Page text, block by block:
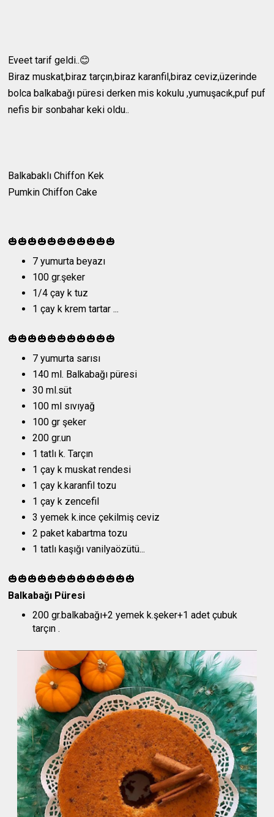
Eveet tarif geldi..😊
Biraz muskat,biraz tarçın,biraz karanfil,biraz ceviz,üzerinde
bolca balkabağı püresi derken mis kokulu ,yumuşacık,puf puf
nefis bir sonbahar keki oldu..
Balkabaklı Chiffon Kek
Pumkin Chiffon Cake
🎃🎃🎃🎃🎃🎃🎃🎃🎃🎃🎃
7 yumurta beyazı
100 gr.şeker
1/4 çay k tuz
1 çay k krem tartar ...
🎃🎃🎃🎃🎃🎃🎃🎃🎃🎃🎃
7 yumurta sarısı
140 ml. Balkabağı püresi
30 ml.süt
100 ml sıvıyağ
100 gr şeker
200 gr.un
1 tatlı k. Tarçın
1 çay k muskat rendesi
1 çay k.karanfil tozu
1 çay k zencefil
3 yemek k.ince çekilmiş ceviz
2 paket kabartma tozu
1 tatlı kaşığı vanilyaözütü...
🎃🎃🎃🎃🎃🎃🎃🎃🎃🎃🎃🎃🎃
Balkabağı Püresi
200 gr.balkabağı+2 yemek k.şeker+1 adet çubuk
tarçın .